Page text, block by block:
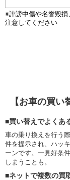
【お車の買い
■買い替えでよくあ
車の乗り換えを行う
件を提示され、ハッ
ーンです。一見好条
しまうことも。
■ネットで複数の買